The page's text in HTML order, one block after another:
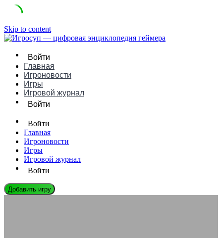
Skip to content
Войти
Главная
Игроновости
Игры
Игровой журнал
Войти
Войти
Главная
Игроновости
Игры
Игровой журнал
Войти
Добавить игру